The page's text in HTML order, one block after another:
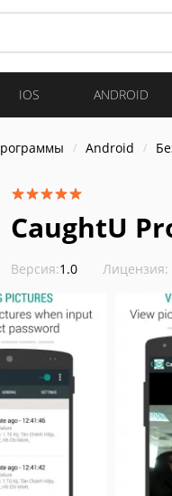
IOS ANDROID
Android
CaughtU
Версия:1.0 Лицензия: